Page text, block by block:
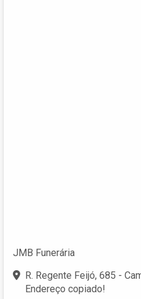
JMB Funerária
R. Regente Feijó, 685 -
Endereço copiado!